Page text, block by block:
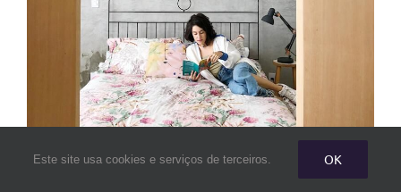
Este site usa cookies e serviços de terceiros. OK